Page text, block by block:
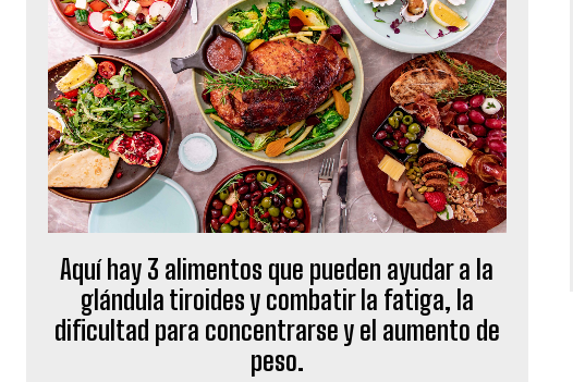
Aquí hay 3 alimentos que pueden ayudar a la
glándula tiroides y combatir la fatiga, la
dificultad para concentrarse y el aumento de
peso.